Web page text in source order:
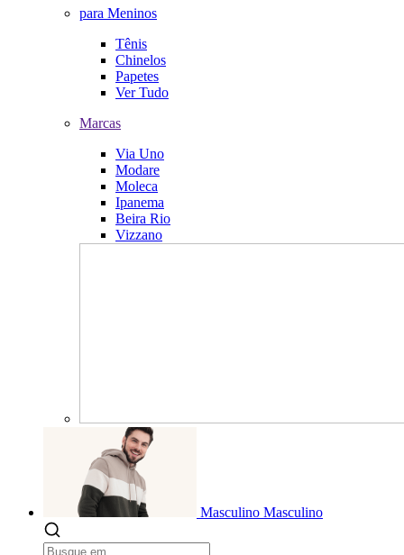
para Meninos
Tênis
Chinelos
Papetes
Ver Tudo
Marcas
Via Uno
Modare
Moleca
Ipanema
Beira Rio
Vizzano
Masculino Masculino